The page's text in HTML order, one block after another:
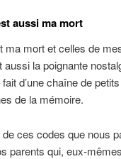
aussi ma mort
ma mort et celles de
la poignante
d’une chaîne de
de la mémoire.
ces codes que nous
parents qui, eux-